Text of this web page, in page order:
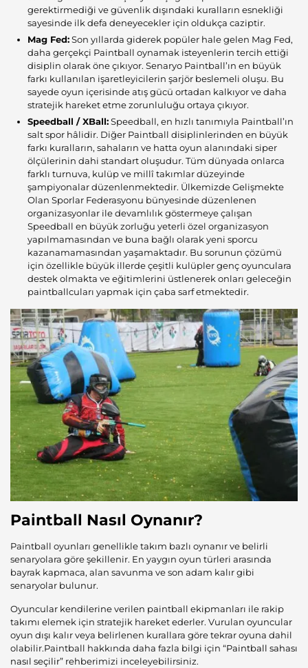
gerektirmediği ve güvenlik dışındaki kuralların esnekliği
sayesinde ilk defa deneyecekler için oldukça caziptir.
Mag Fed:Son yıllarda giderek popüler hale gelen Mag Fed,
daha gerçekçi Paintball oynamak isteyenlerin tercih ettiği
disiplin olarak öne çıkıyor. Senaryo Paintball’ın en büyük
farkı kullanılan işaretleyicilerin şarjör beslemeli oluşu. Bu
sayede oyun içerisinde atış gücü ortadan kalkıyor ve daha
stratejik hareket etme zorunluluğu ortaya çıkıyor.
Speedball / XBall:Speedball, en hızlı tanımıyla Paintball’ın
salt spor hâlidir. Diğer Paintball disiplinlerinden en büyük
farkı kuralların, sahaların ve hatta oyun alanındaki siper
ölçülerinin dahi standart oluşudur. Tüm dünyada onlarca
farklı turnuva, kulüp ve millî takımlar düzeyinde
şampiyonalar düzenlenmektedir. Ülkemizde Gelişmekte
Olan Sporlar Federasyonu bünyesinde düzenlenen
organizasyonlar ile devamlılık göstermeye çalışan
Speedball en büyük zorluğu yeterli özel organizasyon
yapılmamasından ve buna bağlı olarak yeni sporcu
kazanamamasından yaşamaktadır. Bu sorunun çözümü
için özellikle büyük illerde çeşitli kulüpler genç oyunculara
destek olmakta ve eğitimlerini üstlenerek onları geleceğin
paintballcuları yapmak için çaba sarf etmektedir.
Paintball Nasıl Oynanır?
Paintball oyunları genellikle takım bazlı oynanır ve belirli
senaryolara göre şekillenir. En yaygın oyun türleri arasında
bayrak kapmaca, alan savunma ve son adam kalır gibi
senaryolar bulunur.
Oyuncular kendilerine verilen paintball ekipmanları ile rakip
takımı elemek için stratejik hareket ederler. Vurulan oyuncular
oyun dışı kalır veya belirlenen kurallara göre tekrar oyuna dahil
olabilir.Paintball hakkında daha fazla bilgi için “Paintball sahası
nasıl seçilir” rehberimizi inceleyebilirsiniz.